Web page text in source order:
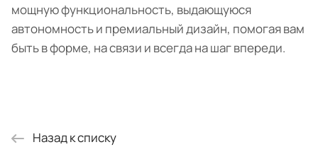
мощную функциональность, выдающуюся
автономность и премиальный дизайн, помогая вам
быть в форме, на связи и всегда на шаг впереди.
Назад к списку